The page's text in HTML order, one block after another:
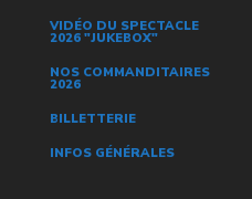
VIDÉO DU SPECTACLE
2026 "JUKEBOX"
NOS COMMANDITAIRES
2026
BILLETTERIE
INFOS GÉNÉRALES